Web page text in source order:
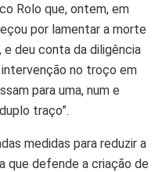
Rolo que, ontem, em
por lamentar a morte
deu conta da diligência
no troço em
para uma, num e
traço”.
medidas para reduzir a
que defende a criação de